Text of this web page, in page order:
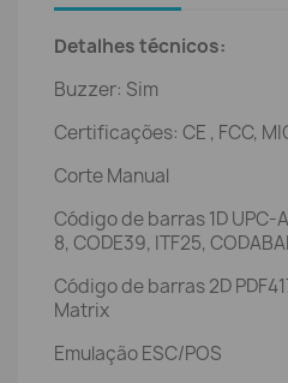
Detalhes técnicos:
Buzzer: Sim
Certificações: CE , FCC,
Corte Manual
Código de barras 1D UPC-
8, CODE39, ITF25,
Código de barras 2D
Matrix
Emulação ESC/POS